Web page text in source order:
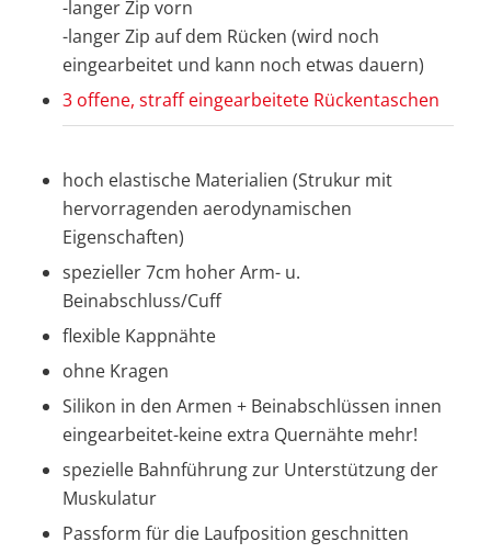
-langer Zip vorn
-langer Zip auf dem Rücken (wird noch
eingearbeitet und kann noch etwas dauern)
3 offene, straff eingearbeitete Rückentaschen
hoch elastische Materialien (Strukur mit
hervorragenden aerodynamischen
Eigenschaften)
spezieller 7cm hoher Arm- u.
Beinabschluss/Cuff
flexible Kappnähte
ohne Kragen
Silikon in den Armen + Beinabschlüssen innen
eingearbeitet-keine extra Quernähte mehr!
spezielle Bahnführung zur Unterstützung der
Muskulatur
Passform für die Laufposition geschnitten